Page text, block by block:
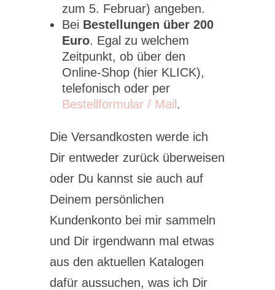
zum 5. Februar) angeben.
Bei Bestellungen über 200
Euro. Egal zu welchem
Zeitpunkt, ob über den
Online-Shop (hier KLICK),
telefonisch oder per
Bestellformular / Mail .
Die Versandkosten werde ich
Dir entweder zurück überweisen
oder Du kannst sie auch auf
Deinem persönlichen
Kundenkonto bei mir sammeln
und Dir irgendwann mal etwas
aus den aktuellen Katalogen
dafür aussuchen, was ich Dir